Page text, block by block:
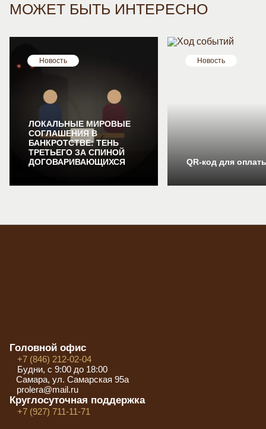
МОЖЕТ БЫТЬ ИНТЕРЕСНО
Новость
ЛОКАЛЬНЫЕ МИРОВЫЕ
СОГЛАШЕНИЯ В
БАНКРОТСТВЕ: ТЕНЬ
ТРЕТЬЕГО ЗА СПИНОЙ
ДОГОВАРИВАЮЩИХСЯ
Новость
QR-код для
Головной офис
+7 (846) 212-02-04
Будни, с 9:00 до 18:00
Самара, ул. Самарская 95а
prolera@mail.ru
Круглосуточная поддержка
+7 (927) 711-11-71